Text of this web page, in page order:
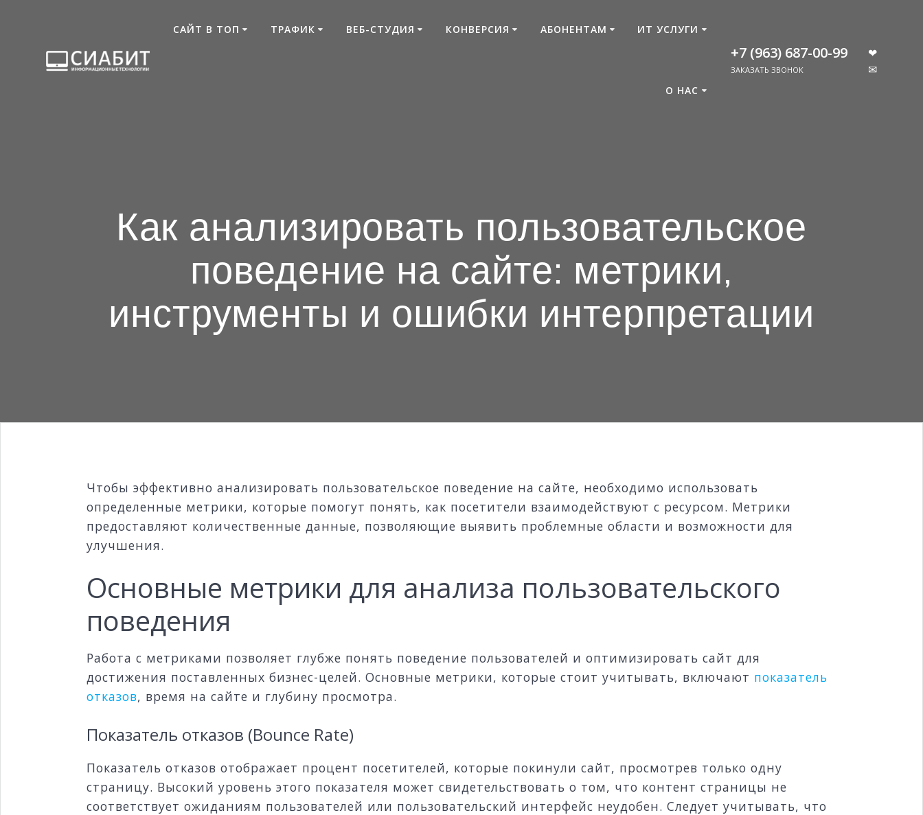
САЙТ В ТОП ТРАФИК ВЕБ-СТУДИЯ КОНВЕРСИЯ АБОНЕНТАМ ИТ УСЛУГИ
О НАС
+7 (963) 687-00-99
ЗАКАЗАТЬ ЗВОНОК
❤
✉
Как анализировать пользовательское
поведение на сайте: метрики,
инструменты и ошибки интерпретации
Чтобы эффективно анализировать пользовательское поведение на сайте, необходимо использовать
определенные метрики, которые помогут понять, как посетители взаимодействуют с ресурсом. Метрики
предоставляют количественные данные, позволяющие выявить проблемные области и возможности для
улучшения.
Основные метрики для анализа пользовательского
поведения
Работа с метриками позволяет глубже понять поведение пользователей и оптимизировать сайт для
достижения поставленных бизнес-целей. Основные метрики, которые стоит учитывать, включают показатель
отказов, время на сайте и глубину просмотра.
Показатель отказов (Bounce Rate)
Показатель отказов отображает процент посетителей, которые покинули сайт, просмотрев только одну
страницу. Высокий уровень этого показателя может свидетельствовать о том, что контент страницы не
соответствует ожиданиям пользователей или пользовательский интерфейс неудобен. Следует учитывать, что